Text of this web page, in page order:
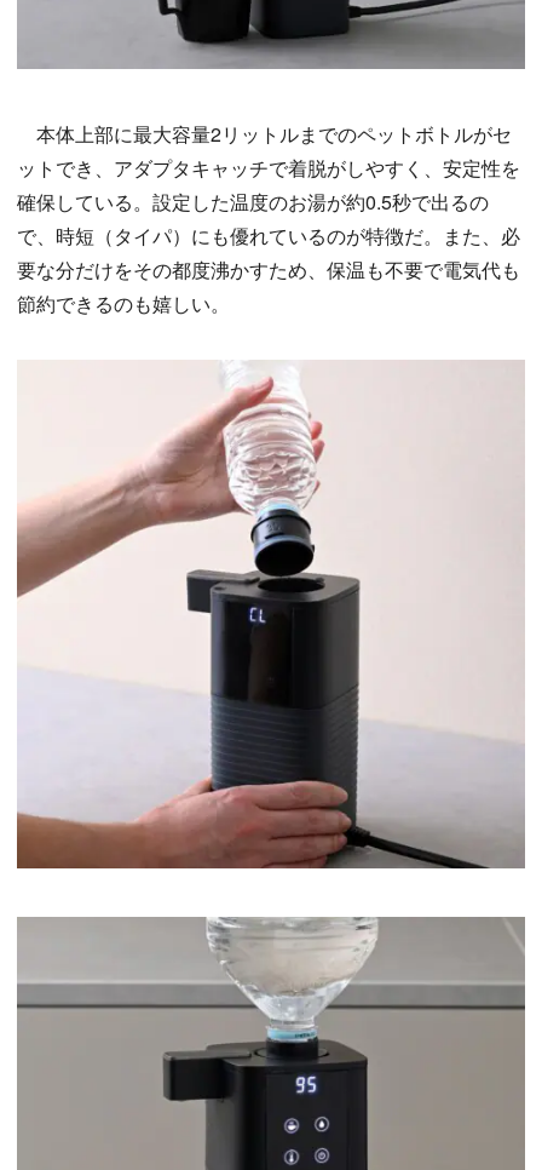
本体上部に最大容量2リットルまでのペットボトルがセ
ットでき、アダプタキャッチで着脱がしやすく、安定性を
確保している。設定した温度のお湯が約0.5秒で出るの
で、時短（タイパ）にも優れているのが特徴だ。また、必
要な分だけをその都度沸かすため、保温も不要で電気代も
節約できるのも嬉しい。